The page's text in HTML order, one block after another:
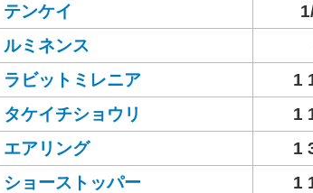
テンケイ
ルミネンス
ラビットミレニア
1
タケイチショウリ
1
エアリング
1
ショーストッパー
1